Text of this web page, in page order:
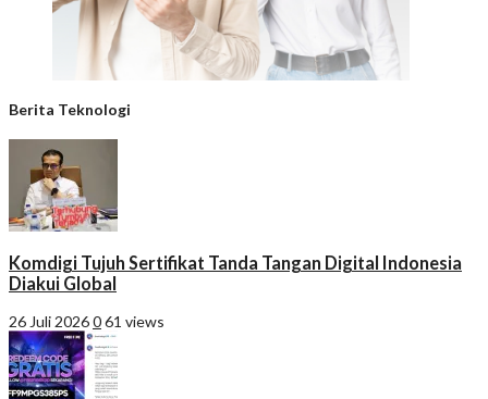
Berita Teknologi
Komdigi Tujuh Sertifikat Tanda Tangan Digital Indonesia
Diakui Global
26 Juli 2026061 views